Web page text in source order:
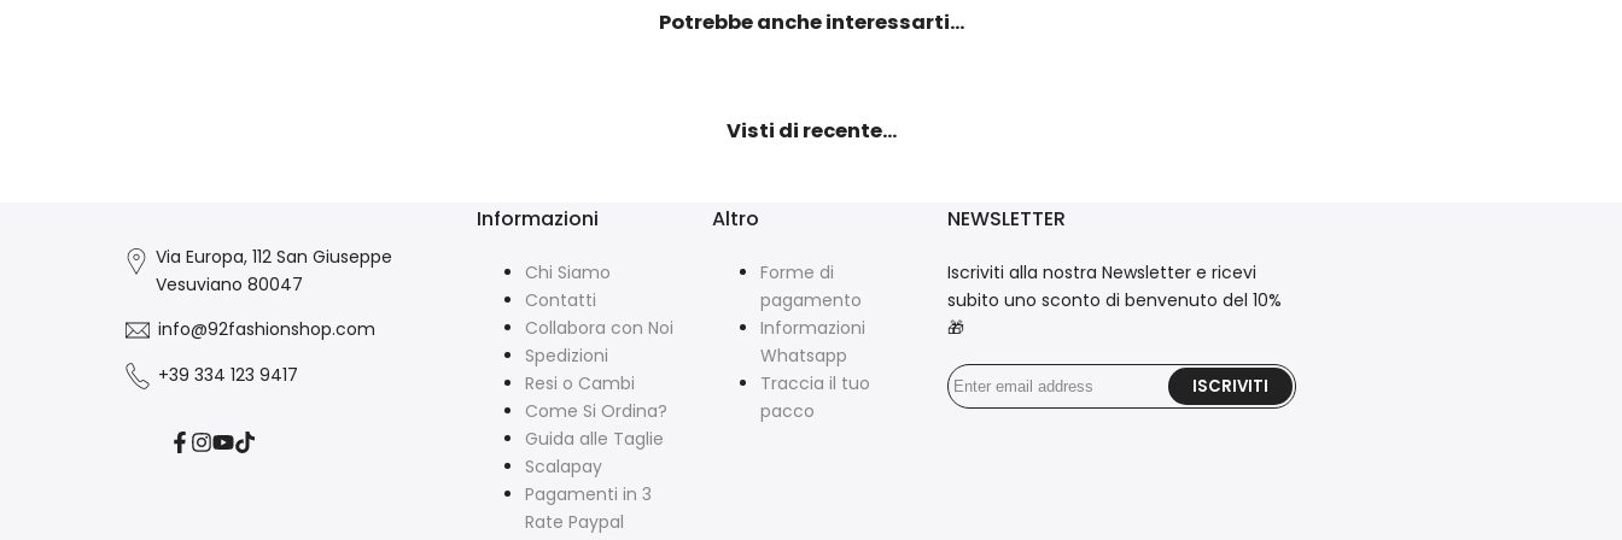
Potrebbe anche interessarti...
Visti di recente...
Via Europa, 112 San Giuseppe
Vesuviano 80047
info@92fashionshop.com
+39 334 123 9417
Facebook
Instagram
YouTube
TikTok
Informazioni
Chi Siamo
Contatti
Collabora con Noi
Spedizioni
Resi o Cambi
Come Si Ordina?
Guida alle Taglie
Scalapay
Pagamenti in 3
Rate Paypal
Altro
Forme di
pagamento
Informazioni
Whatsapp
Traccia il tuo
pacco
NEWSLETTER
Iscriviti alla nostra Newsletter e ricevi
subito uno sconto di benvenuto del 10%
🎁
ISCRIVITI